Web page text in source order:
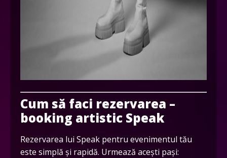
Cum să faci rezervarea –
booking artistic Speak
Rezervarea lui Speak pentru evenimentul tău
este simplă și rapidă. Urmează acești pași: